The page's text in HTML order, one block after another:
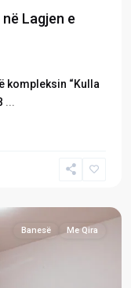
Lagjen e
kompleksin “Kulla
...
Banesë Me Qira